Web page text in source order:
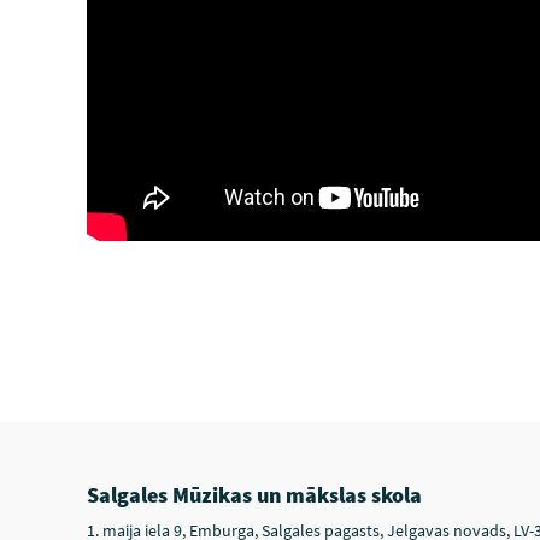
Salgales Mūzikas un mākslas skola
1. maija iela 9, Emburga, Salgales pagasts, Jelgavas novads, LV-